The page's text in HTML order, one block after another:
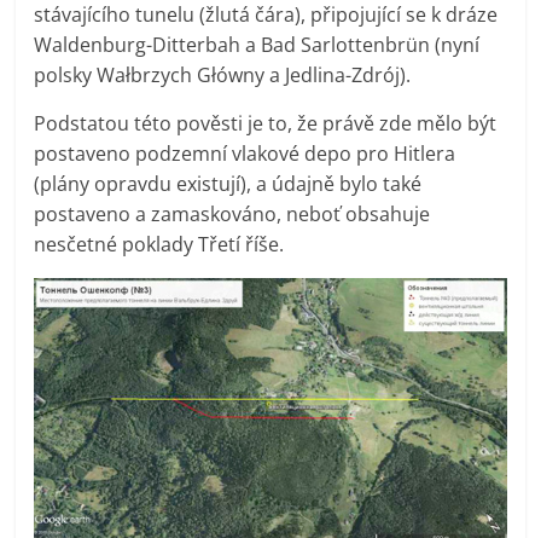
stávajícího tunelu (žlutá čára), připojující se k dráze
Waldenburg-Ditterbah a Bad Sarlottenbrün (nyní
polsky Wałbrzych Główny a Jedlina-Zdrój).
Podstatou této pověsti je to, že právě zde mělo být
postaveno podzemní vlakové depo pro Hitlera
(plány opravdu existují), a údajně bylo také
postaveno a zamaskováno, neboť obsahuje
nesčetné poklady Třetí říše.